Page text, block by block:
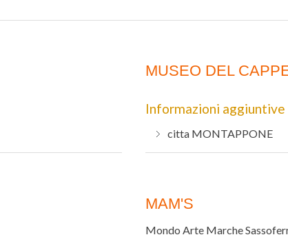
MUSEO DEL
Informazioni aggiuntive
citta MONTAPPONE
MAM'S
Mondo Arte Marche